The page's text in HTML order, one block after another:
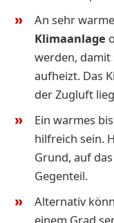
An sehr
Klimaanlage
werden, damit
aufheizt. Das
der Zugluft
Ein warmes bis
hilfreich sein.
Grund, auf
Gegenteil.
Alternativ